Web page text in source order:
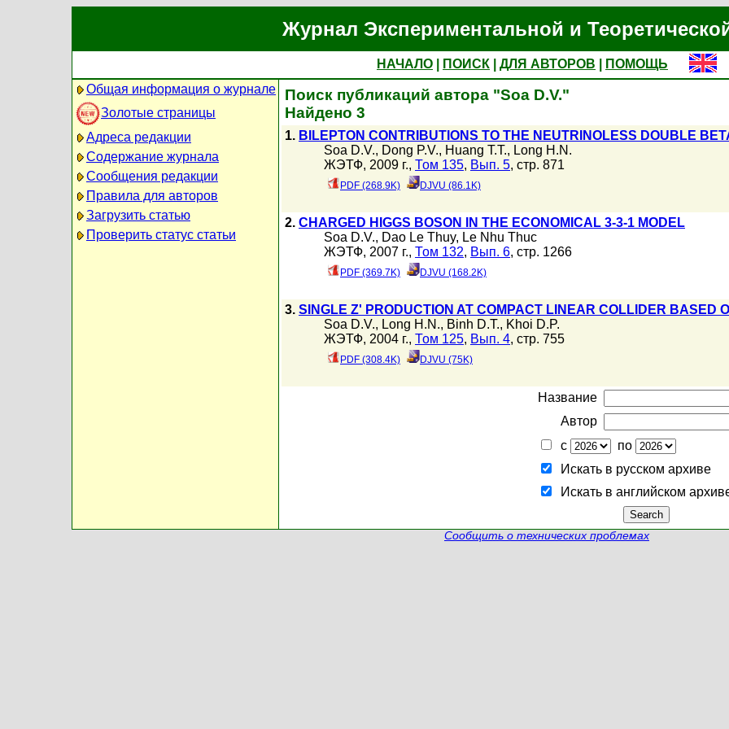
Журнал Экспериментальной и
НАЧАЛО ПОИСК ДЛЯ АВТОРОВ
ПОМОЩЬ
Общая информация о журнале
Золотые страницы
Адреса редакции
Содержание журнала
Сообщения редакции
Правила для авторов
Загрузить статью
Проверить статус статьи
Поиск публикаций автора "Soa D.V."
Найдено 3
1. BILEPTON CONTRIBUTIONS TO THE NEUTRINOLESS DOUBLE
Soa D.V., Dong P.V., Huang T.T., Long H.N.
ЖЭТФ, 2009 г., Том 135, Вып. 5, стр. 871
PDF (268.9K) DJVU (86.1K)
2. CHARGED HIGGS BOSON IN THE ECONOMICAL 3-3-1 MODEL
Soa D.V., Dao Le Thuy, Le Nhu Thuc
ЖЭТФ, 2007 г., Том 132, Вып. 6, стр. 1266
PDF (369.7K) DJVU (168.2K)
3. SINGLE Z' PRODUCTION AT COMPACT LINEAR COLLIDER BASED
Soa D.V., Long H.N., Binh D.T., Khoi D.P.
ЖЭТФ, 2004 г., Том 125, Вып. 4, стр. 755
PDF (308.4K) DJVU (75K)
Название
Автор
с
по
Искать в русском архиве
Искать в английском
Сообщить о технических проблемах